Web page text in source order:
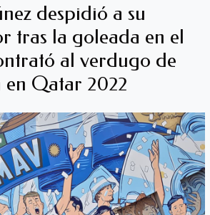
despidió a su
tras la goleada en el
al verdugo de
Qatar 2022